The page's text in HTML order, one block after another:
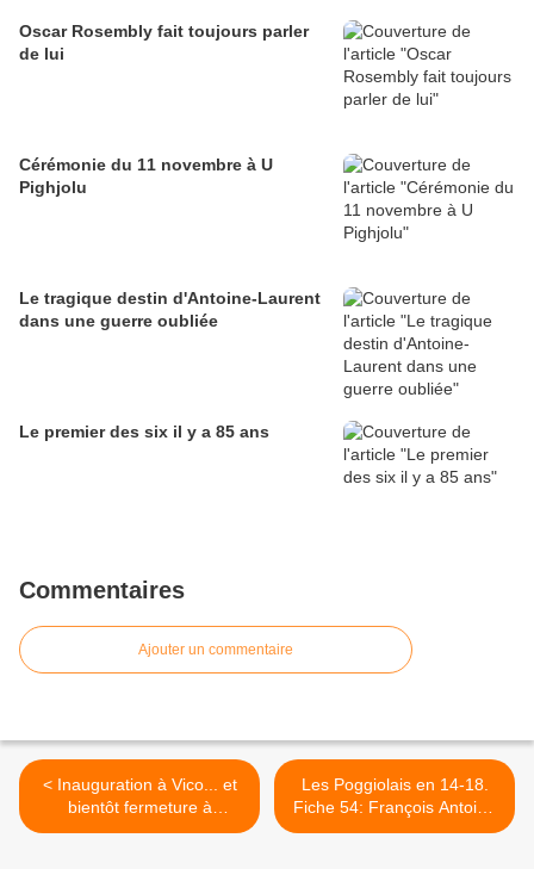
Oscar Rosembly fait toujours parler
de lui
Cérémonie du 11 novembre à U
Pighjolu
Le tragique destin d'Antoine-Laurent
dans une guerre oubliée
Le premier des six il y a 85 ans
Commentaires
Ajouter un commentaire
< Inauguration à Vico... et
bientôt fermeture à
Guagno-les-Bains
Les Poggiolais en 14-18.
Fiche 54: François Antoine
LECA, qui fut hospitalisé en